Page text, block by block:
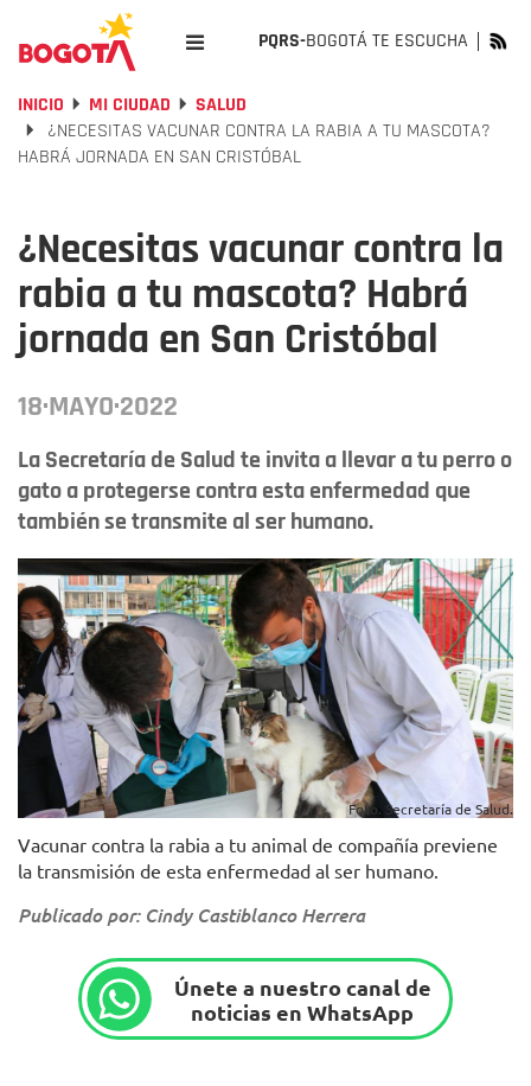
PQRS-BOGOTÁ TE ESCUCHA
INICIO MI CIUDAD
SALUD
¿NECESITAS VACUNAR CONTRA LA RABIA A TU MASCOTA?
HABRÁ JORNADA EN SAN CRISTÓBAL
¿Necesitas vacunar contra la
rabia a tu mascota? Habrá
jornada en San Cristóbal
18·MAYO·2022
La Secretaría de Salud te invita a llevar a tu perro o
gato a protegerse contra esta enfermedad que
también se transmite al ser humano.
Foto. Secretaría de Salud.
Vacunar contra la rabia a tu animal de compañía previene
la transmisión de esta enfermedad al ser humano.
Publicado por: Cindy Castiblanco Herrera
Únete a nuestro canal de
noticias en WhatsApp